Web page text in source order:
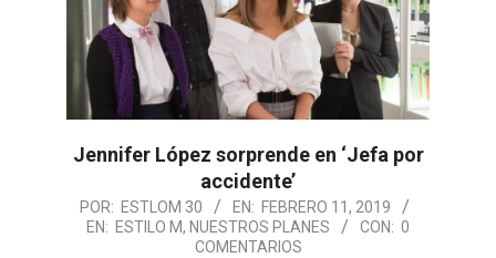
Jennifer López sorprende en ‘Jefa por
accidente’
2019-
02-
POR: ESTLOM 30 EN: FEBRERO 11, 2019
EN: ESTILO M, NUESTROS PLANES CON: 0
COMENTARIOS